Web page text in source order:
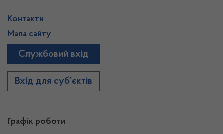
Графік роботи
Контакти
Мапа сайту
Службовий вхід
Вхід для суб’єктів